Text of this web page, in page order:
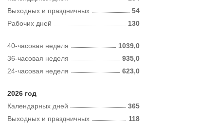
Рабочих дней 130
Выходных и праздничных 54
40-часовая неделя
1039,0
36-часовая неделя
935,0
24-часовая неделя
623,0
2026 год
Календарных дней
365
Выходных и праздничных 118